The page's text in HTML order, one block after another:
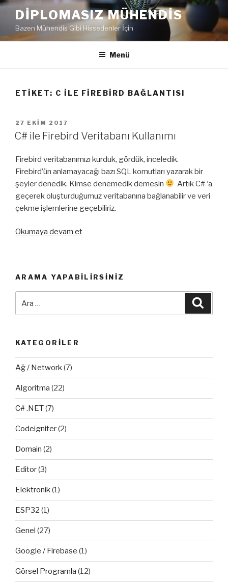
İçeriğe
DIPLOMASIZ MÜHENDIS
Bazen Mühendis Gibi Hissedenler İçin
Menü
ETIKET: C ILE FIREBIRD BAĞLANTISI
YAYIM
TARIHI
27 EKIM 2017
C# ile Firebird Veritabanı Kullanımı
Firebird veritabanımızı kurduk, gördük, inceledik.
Firebird’ün anlamayacağı bazı SQL komutları yazarak bir
şeyler denedik. Kimse denemedik demesin
Artık C# ‘a
geçerek oluşturduğumuz veritabanına bağlanabilir ve veri
çekme işlemlerine geçebiliriz.
Okumaya devam et“C#
Kullanımı”
ARAMA YAPABILIRSINIZ
KATEGORILER
Ağ / Network(7)
Algoritma (22)
C# .NET(7)
Codeigniter(2)
Domain (2)
Editor(3)
Elektronik(1)
ESP32 (1)
Genel (27)
Google / Firebase (1)
Görsel Programla (12)